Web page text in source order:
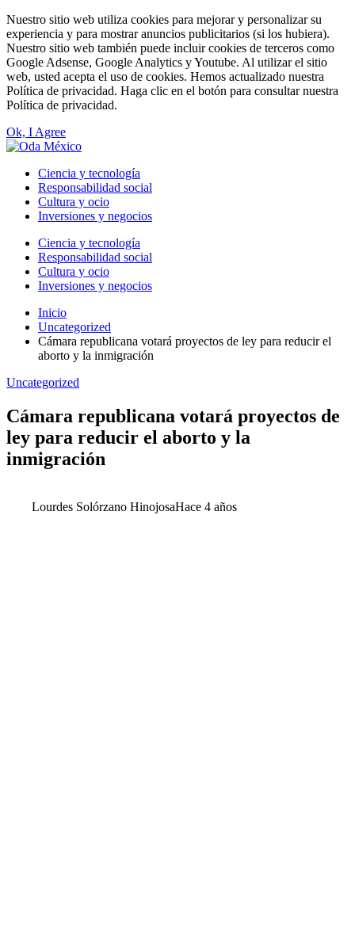
Nuestro sitio web utiliza cookies para mejorar y personalizar su
experiencia y para mostrar anuncios publicitarios (si los hubiera).
Nuestro sitio web también puede incluir cookies de terceros como
Google Adsense, Google Analytics y Youtube. Al utilizar el sitio
web, usted acepta el uso de cookies. Hemos actualizado nuestra
Política de privacidad. Haga clic en el botón para consultar nuestra
Política de privacidad.
Ok, I Agree
Ciencia y tecnología
Responsabilidad social
Cultura y ocio
Inversiones y negocios
Ciencia y tecnología
Responsabilidad social
Cultura y ocio
Inversiones y negocios
Inicio
Uncategorized
Cámara republicana votará proyectos de ley para reducir el
aborto y la inmigración
Uncategorized
Cámara republicana votará proyectos de
ley para reducir el aborto y la
inmigración
Lourdes Solórzano HinojosaHace 4 años